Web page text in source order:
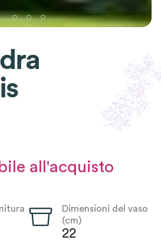
all'acquisto
Dimensioni del vaso
(cm)
22